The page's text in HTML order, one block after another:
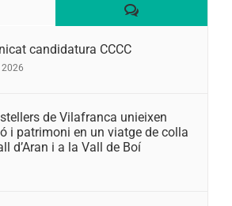
Comentaris
candidatura CCCC
de Vilafranca unieixen
i patrimoni en un viatge de colla
d’Aran i a la Vall de Boí